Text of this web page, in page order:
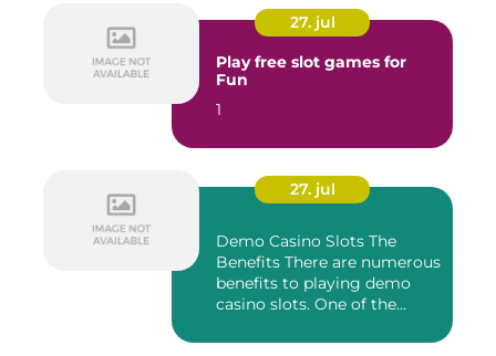
27. jul
Play free slot games for
Fun
1
27. jul
Demo Casino Slots The
Benefits There are numerous
benefits to playing demo
casino slots. One of the...